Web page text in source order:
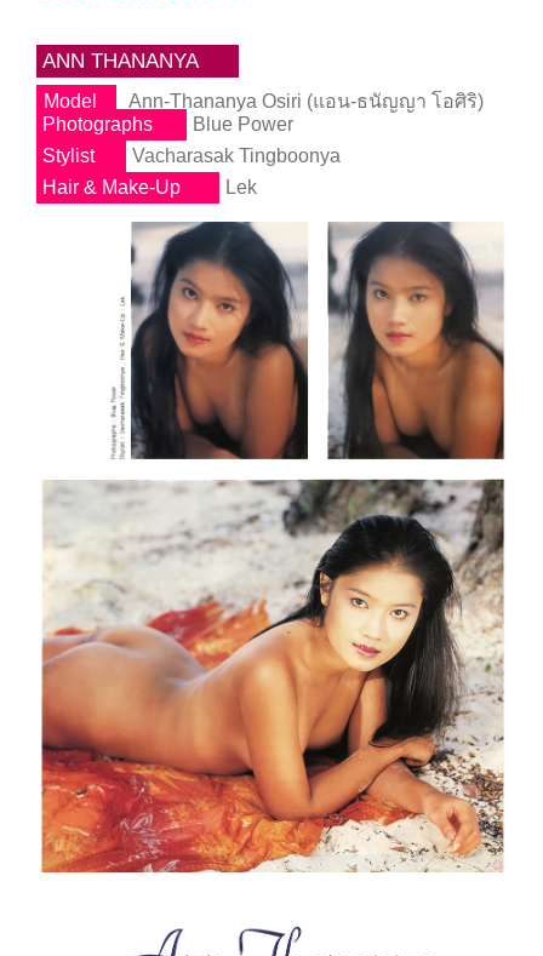
ANN THANANYA
Model
Ann-Thananya Osiri (แอน-ธนัญญา โอศิริ)
Photographs
Blue Power
Stylist
Vacharasak Tingboonya
Hair & Make-Up
Lek